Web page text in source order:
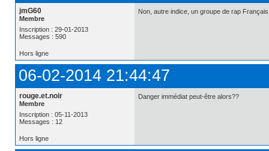
jmG60
Membre
Inscription : 29-01-2013
Messages : 590
Non, autre indice, un groupe de rap
Hors ligne
06-02-2014 21:44:47
rouge.et.noir
Membre
Inscription : 05-11-2013
Messages : 12
Danger immédiat peut-être alors??
Hors ligne